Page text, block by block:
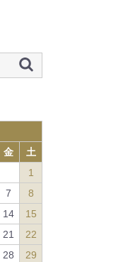
金
土
1
7
8
14
15
21
22
28
29